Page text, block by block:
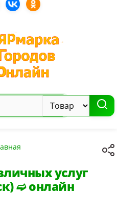
услуг
➫ онлайн